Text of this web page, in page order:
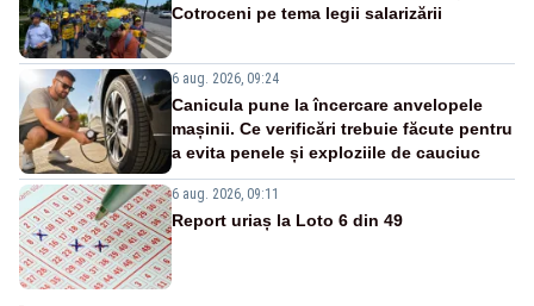
Cotroceni pe tema legii salarizării
6 aug. 2026, 09:24
Canicula pune la încercare anvelopele
mașinii. Ce verificări trebuie făcute pentru
a evita penele și exploziile de cauciuc
6 aug. 2026, 09:11
Report uriaș la Loto 6 din 49